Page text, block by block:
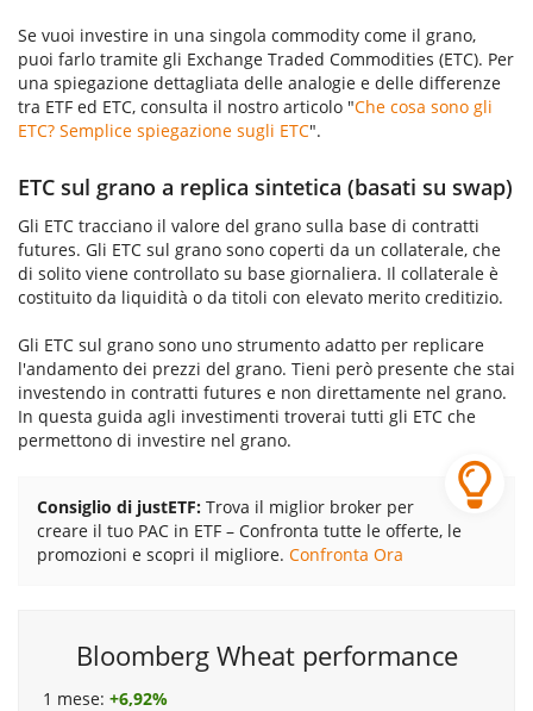
Se vuoi investire in una singola commodity come il grano,
puoi farlo tramite gli Exchange Traded Commodities (ETC). Per
una spiegazione dettagliata delle analogie e delle differenze
tra ETF ed ETC, consulta il nostro articolo "Che cosa sono gli
ETC? Semplice spiegazione sugli ETC".
ETC sul grano a replica sintetica (basati su swap)
Gli ETC tracciano il valore del grano sulla base di contratti
futures. Gli ETC sul grano sono coperti da un collaterale, che
di solito viene controllato su base giornaliera. Il collaterale è
costituito da liquidità o da titoli con elevato merito creditizio.
Gli ETC sul grano sono uno strumento adatto per replicare
l'andamento dei prezzi del grano. Tieni però presente che stai
investendo in contratti futures e non direttamente nel grano.
In questa guida agli investimenti troverai tutti gli ETC che
permettono di investire nel grano.
Consiglio di justETF: Trova il miglior broker per
creare il tuo PAC in ETF – Confronta tutte le offerte, le
promozioni e scopri il migliore. Confronta Ora
Bloomberg Wheat performance
1 mese: +6,92%